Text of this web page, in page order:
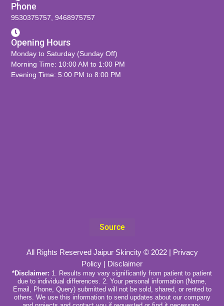
Phone
9530375757 ,9468975757
Opening Hours
Monday to Saturday (Sunday Off)
Morning Time: 10:00 AM to 1:00 PM
Evening Time: 5:00 PM to 8:00 PM
Source
All Rights Reserved Jaipur Skincity © 2022 | Privacy
Policy | Disclaimer
*Disclaimer: 1. Results may vary significantly from patient to patient
due to individual differences. 2. Your personal information (Name,
Email, Phone, Query) submitted will not be sold, shared, or rented to
others. We use this information to send updates about our company